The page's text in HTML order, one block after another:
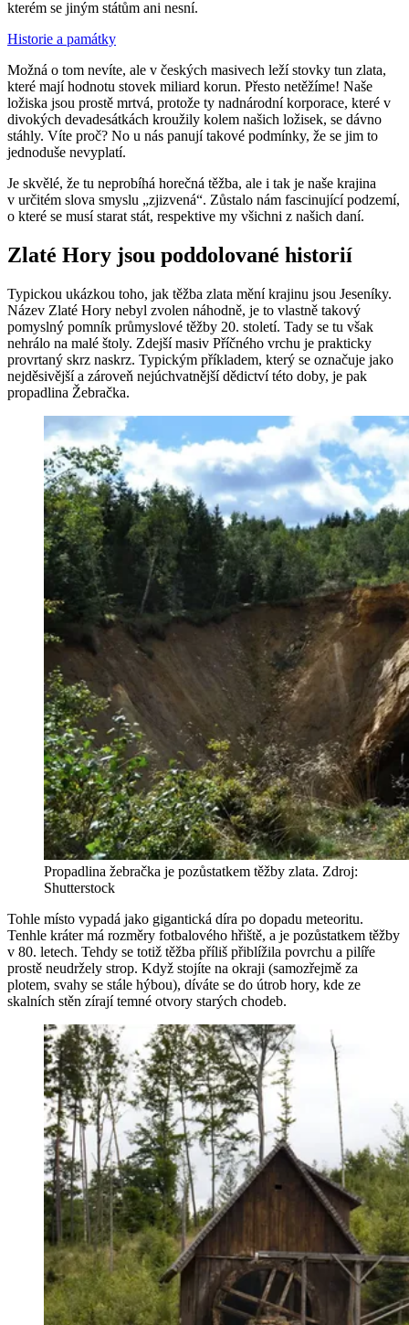
kterém se jiným státům ani nesní.
Historie a památky
Možná o tom nevíte, ale v českých masivech leží stovky tun zlata,
které mají hodnotu stovek miliard korun. Přesto netěžíme! Naše
ložiska jsou prostě mrtvá, protože ty nadnárodní korporace, které v
divokých devadesátkách kroužily kolem našich ložisek, se dávno
stáhly. Víte proč? No u nás panují takové podmínky, že se jim to
jednoduše nevyplatí.
Je skvělé, že tu neprobíhá horečná těžba, ale i tak je naše krajina
v určitém slova smyslu „zjizvená“. Zůstalo nám fascinující podzemí,
o které se musí starat stát, respektive my všichni z našich daní.
Zlaté Hory jsou poddolované historií
Typickou ukázkou toho, jak těžba zlata mění krajinu jsou Jeseníky.
Název Zlaté Hory nebyl zvolen náhodně, je to vlastně takový
pomyslný pomník průmyslové těžby 20. století. Tady se tu však
nehrálo na malé štoly. Zdejší masiv Příčného vrchu je prakticky
provrtaný skrz naskrz. Typickým příkladem, který se označuje jako
nejděsivější a zároveň nejúchvatnější dědictví této doby, je pak
propadlina Žebračka.
Propadlina žebračka je pozůstatkem těžby zlata. Zdroj:
Shutterstock
Tohle místo vypadá jako gigantická díra po dopadu meteoritu.
Tenhle kráter má rozměry fotbalového hřiště, a je pozůstatkem těžby
v 80. letech. Tehdy se totiž těžba příliš přiblížila povrchu a pilíře
prostě neudržely strop. Když stojíte na okraji (samozřejmě za
plotem, svahy se stále hýbou), díváte se do útrob hory, kde ze
skalních stěn zírají temné otvory starých chodeb.